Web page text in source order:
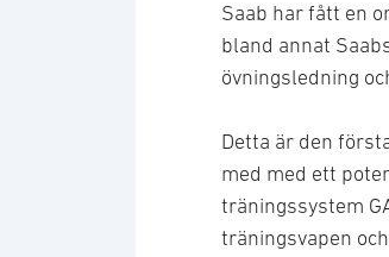
Saab har fått en
bland annat
övningsledning
Detta är den
med med ett
träningssystem
träningsvapen